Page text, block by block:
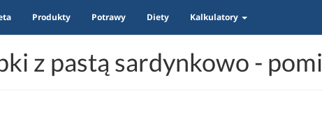
Produkty Potrawy Diety Kalkulatory
z pastą sardynkowo -